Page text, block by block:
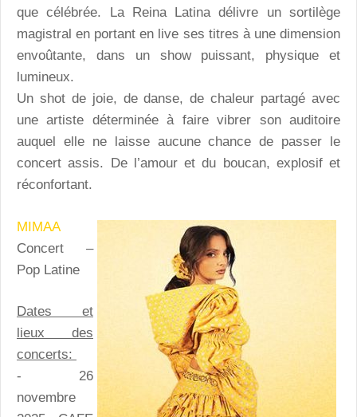
que célébrée. La Reina Latina délivre un sortilège
magistral en portant en live ses titres à une dimension
envoûtante, dans un show puissant, physique et
lumineux.
Un shot de joie, de danse, de chaleur partagé avec
une artiste déterminée à faire vibrer son auditoire
auquel elle ne laisse aucune chance de passer le
concert assis. De l’amour et du boucan, explosif et
réconfortant.
MIMAA
Concert –
Pop Latine
Dates et
lieux des
concerts:
- 26
novembre